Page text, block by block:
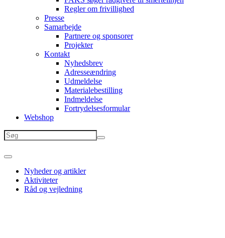
Regler om frivillighed
Presse
Samarbejde
Partnere og sponsorer
Projekter
Kontakt
Nyhedsbrev
Adresseændring
Udmeldelse
Materialebestilling
Indmeldelse
Fortrydelsesformular
Webshop
Nyheder og artikler
Aktiviteter
Råd og vejledning